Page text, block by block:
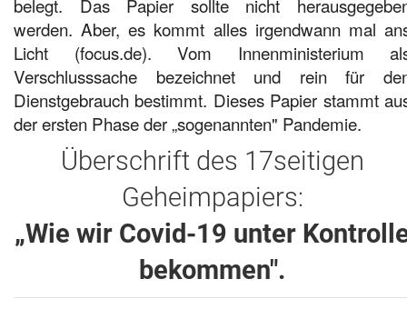
belegt. Das Papier sollte nicht
werden. Aber, es kommt alles irgendwann mal
Licht (focus.de). Vom Innenministerium
Verschlusssache bezeichnet und rein für
Dienstgebrauch bestimmt. Dieses Papier stammt
der ersten Phase der „sogenannten" Pandemie.
Überschrift des 17seitigen
Geheimpapiers:
„Wie wir Covid-19 unter
bekommen".